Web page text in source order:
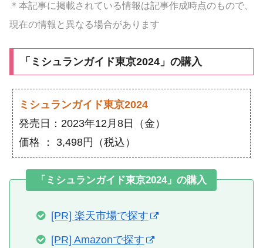
＊本記事に掲載されている情報は記事作成時点のもので、
現在の情報と異なる場合があります
「ミシュランガイド東京2024」の購入
ミシュランガイド東京2024
発売日：2023年12月8日（金）
価格 ： 3,498円（税込）
「ミシュランガイド東京2024」の購入
[PR] 楽天市場で探す
[PR] Amazonで探す